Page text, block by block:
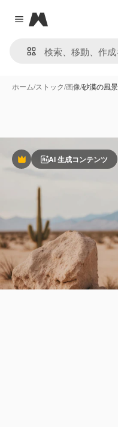
Close menu
Magnific
ホーム/ストック/画像/砂漠の風
PremiumAI 生成コンテンツ